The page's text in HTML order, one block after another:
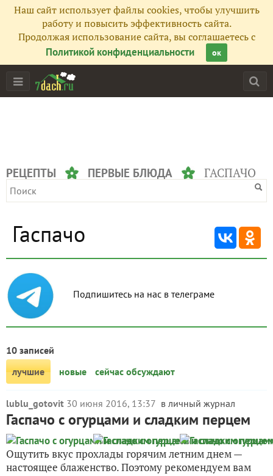
Наш сайт использует файлы cookies, чтобы улучшить
работу и повысить эффективность сайта.
Продолжая использование сайта, вы соглашаетесь с
Политикой конфиденциальности
ок
РЕЦЕПТЫ ПЕРВЫЕ БЛЮДА ГАСПАЧО
Гаспачо
Подпишитесь на нас в телеграме
10 записей
лучшие
новые сейчас обсуждают
lublu_gotovit 30 июня 2016, 13:37 в личный журнал
Гаспачо с огурцами и сладким перцем
Ощутить вкус прохлады горячим летним днем —
настоящее блаженство. Поэтому рекомендуем вам